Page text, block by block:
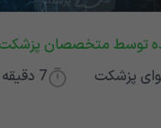
توسط متخصصان
پزشکت
7 دقیقه